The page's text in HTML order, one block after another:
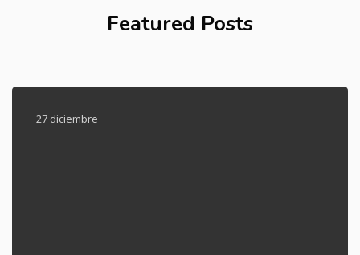
Featured Posts
27 diciembre